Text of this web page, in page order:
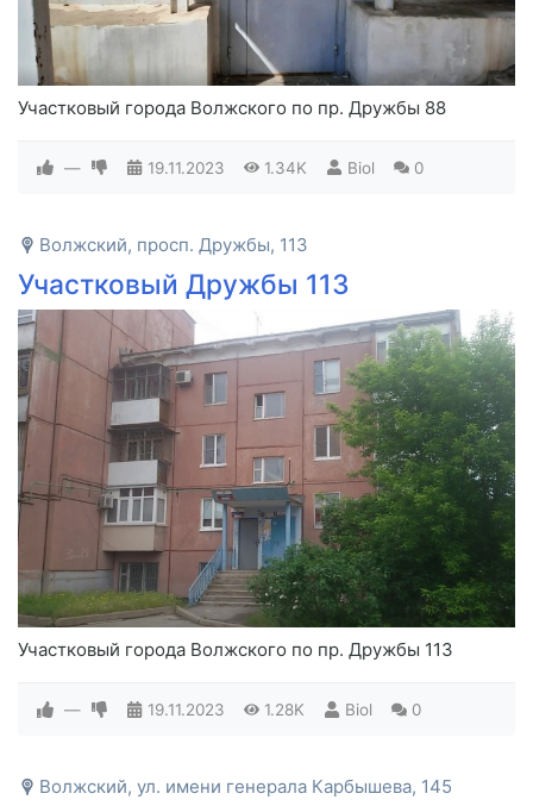
Участковый города Волжского по пр. Дружбы 88
— 19.11.2023 1.34K Biol 0
Волжский, просп. Дружбы, 113
Участковый Дружбы 113
Участковый города Волжского по пр. Дружбы 113
— 19.11.2023 1.28K Biol 0
Волжский, ул. имени генерала Карбышева, 145